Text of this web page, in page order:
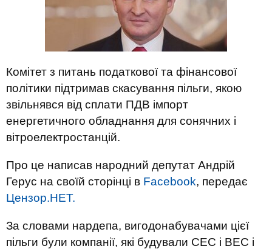
Комітет з питань податкової та фінансової
політики підтримав скасування пільги, якою
звільнявся від сплати ПДВ імпорт
енергетичного обладнання для сонячних і
вітроелектростанцій.
Про це написав народний депутат Андрій
Герус на своїй сторінці в Facebook, передає
Цензор.НЕТ.
За словами нардепа, вигодонабувачами цієї
пільги були компанії, які будували СЕС і ВЕС і